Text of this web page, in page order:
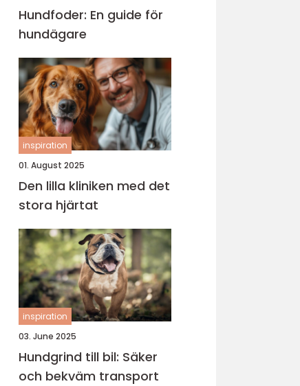
Hundfoder: En guide för
hundägare
inspiration
01. August 2025
Den lilla kliniken med det
stora hjärtat
inspiration
03. June 2025
Hundgrind till bil: Säker
och bekväm transport